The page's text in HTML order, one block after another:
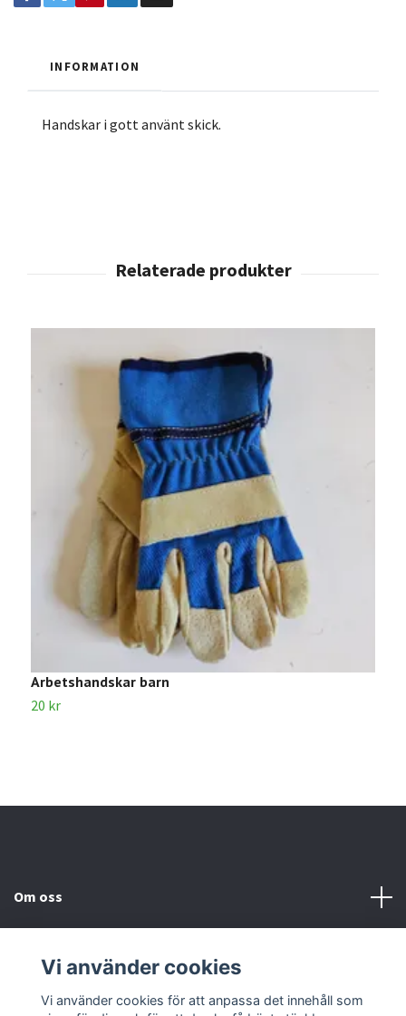
INFORMATION
Handskar i gott använt skick.
Arbetshandskar barn
20 kr
Om oss
Kontakta oss
Vi använder cookies
Vi använder cookies för att anpassa det innehåll som